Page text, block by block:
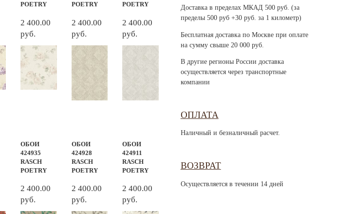
POETRY
2 400.00
руб.
POETRY
2 400.00
руб.
POETRY
2 400.00
руб.
ОБОИ
424935
RASCH
POETRY
2 400.00
руб.
ОБОИ
424928
RASCH
POETRY
2 400.00
руб.
ОБОИ
424911
RASCH
POETRY
2 400.00
руб.
Доставка в пределах МКАД 500 руб. (за
пределы 500 руб +30 руб. за 1 километр)
Бесплатная доставка по Москве при оплате
на сумму свыше 20 000 руб.
В другие регионы России доставка
осуществляется через транспортные
компании
ОПЛАТА
Наличный и безналичный расчет.
ВОЗВРАТ
Осуществляется в течении 14 дней